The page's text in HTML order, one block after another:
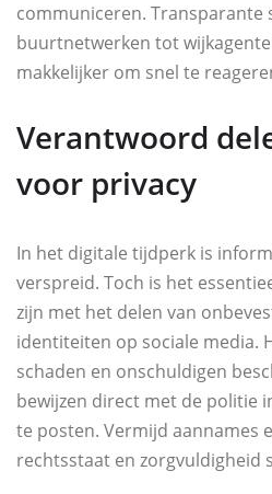
communiceren.
buurtnetwerken tot
makkelijker om snel te
Verantwoord
voor privacy
In het digitale tijdperk is
verspreid. Toch is het
zijn met het delen van
identiteiten op sociale media.
schaden en onschuldigen
bewijzen direct met de politie
te posten. Vermijd aannames
rechtsstaat en zorgvuldigheid